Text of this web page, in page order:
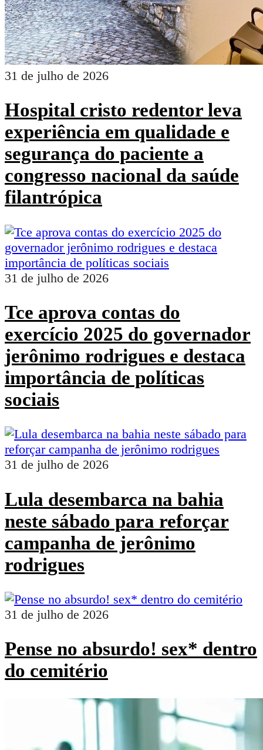
31 de julho de 2026
Hospital cristo redentor leva
experiência em qualidade e
segurança do paciente a
congresso nacional da saúde
filantrópica
31 de julho de 2026
Tce aprova contas do
exercício 2025 do governador
jerônimo rodrigues e destaca
importância de políticas
sociais
31 de julho de 2026
Lula desembarca na bahia
neste sábado para reforçar
campanha de jerônimo
rodrigues
31 de julho de 2026
Pense no absurdo! sex* dentro
do cemitério